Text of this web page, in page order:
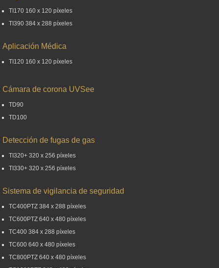
TI170 160 x 120 píxeles
TI390 384 x 288 píxeles
Aplicación Médica
TI120 160 x 120 píxeles
Cámara de corona UVSee
TD90
TD100
Detección de fugas de gas
TI320+ 320 x 256 píxeles
TI330+ 320 x 256 píxeles
Sistema de vigilancia de seguridad
TC400PTZ 384 x 288 píxeles
TC600PTZ 640 x 480 píxeles
TC400 384 x 288 píxeles
TC600 640 x 480 píxeles
TC800PTZ 640 x 480 píxeles